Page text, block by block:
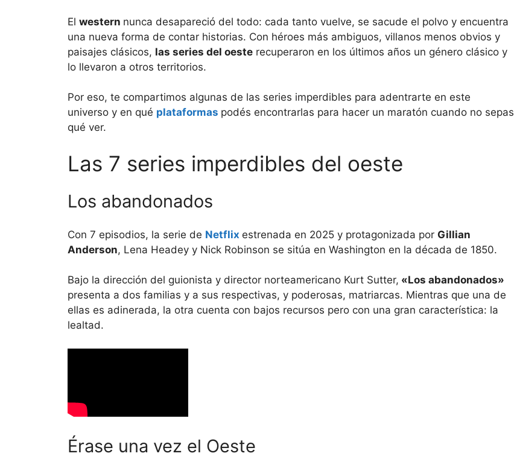
El western nunca desapareció del todo: cada tanto vuelve, se sacude el polvo y encuentra
una nueva forma de contar historias. Con héroes más ambiguos, villanos menos obvios y
paisajes clásicos, las series del oeste recuperaron en los últimos años un género clásico y
lo llevaron a otros territorios.
Por eso, te compartimos algunas de las series imperdibles para adentrarte en este
universo y en qué plataformas podés encontrarlas para hacer un maratón cuando no sepas
qué ver.
Las 7 series imperdibles del oeste
Los abandonados
Con 7 episodios, la serie de Netflix estrenada en 2025 y protagonizada por Gillian
Anderson, Lena Headey y Nick Robinson se sitúa en Washington en la década de 1850.
Bajo la dirección del guionista y director norteamericano Kurt Sutter, «Los abandonados»
presenta a dos familias y a sus respectivas, y poderosas, matriarcas. Mientras que una de
ellas es adinerada, la otra cuenta con bajos recursos pero con una gran característica: la
lealtad.
Érase una vez el Oeste